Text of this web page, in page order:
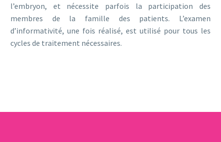
l’embryon, et nécessite parfois la participation des
membres de la famille des patients. L’examen
d’informativité, une fois réalisé, est utilisé pour tous les
cycles de traitement nécessaires.